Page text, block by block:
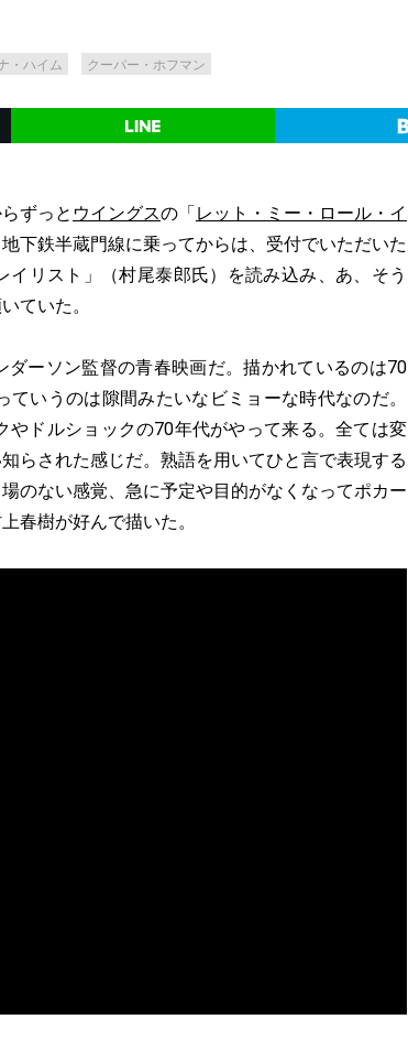
・ハイム クーパー・ホフマン
ずっと ウイングスの「レット・ミー・ロール・イ
下鉄半蔵門線に乗ってからは、受付でいただいた
リスト」（村尾泰郎氏）を読み込み、あ、そう
ていた。
ーソン監督の青春映画だ。描かれているのは70
いうのは隙間みたいなビミョーな時代なのだ。
ドルショックの70年代がやって来る。全ては変
らされた感じだ。熟語を用いてひと言で表現する
のない感覚、急に予定や目的がなくなってポカー
春樹が好んで描いた。